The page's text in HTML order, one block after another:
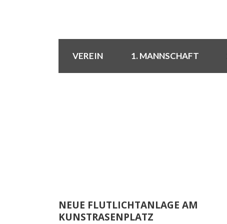
VEREIN 1. MANNSCHAFT
NEUE FLUTLICHTANLAGE AM
KUNSTRASENPLATZ